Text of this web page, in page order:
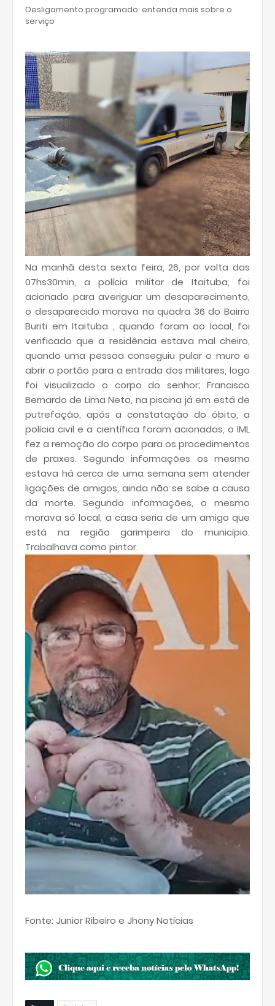
Desligamento programado: entenda mais sobre o
serviço
Na manhã desta sexta feira, 26, por volta das
07hs30min, a polícia militar de Itaituba, foi
acionado para averiguar um desaparecimento,
o desaparecido morava na quadra 36 do Bairro
Buriti em Itaituba , quando foram ao local, foi
verificado que a residência estava mal cheiro,
quando uma pessoa conseguiu pular o muro e
abrir o portão para a entrada dos militares, logo
foi visualizado o corpo do senhor; Francisco
Bernardo de Lima Neto, na piscina já em está de
putrefação, após a constatação do óbito, a
polícia civil e a científica foram acionadas, o IML
fez a remoção do corpo para os procedimentos
de praxes. Segundo informações os mesmo
estava há cerca de uma semana sem atender
ligações de amigos, ainda não se sabe a causa
da morte. Segundo informações, o mesmo
morava só local, a casa seria de um amigo que
está na região garimpeira do município.
Trabalhava como pintor.
Fonte: Junior Ribeiro e Jhony Notícias